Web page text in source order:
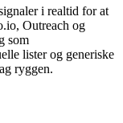
i realtid for at
Outreach og
som
lister og generiske
ryggen.